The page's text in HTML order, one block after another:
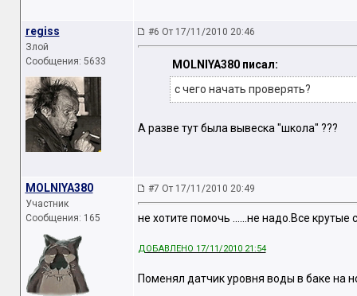
regiss
Злой
Сообщения: 5633
#6 От 17/11/2010 20:46
MOLNIYA380 писал:
с чего начать проверять?
А разве тут была вывеска "школа" ???
MOLNIYA380
Участник
Сообщения: 165
#7 От 17/11/2010 20:49
не хотите помочь ......не надо.Все
ДОБАВЛЕНО 17/11/2010 21:54
Поменял датчик уровня воды в баке на